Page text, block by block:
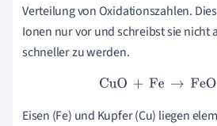
Verteilung von Oxidationszahlen.
Ionen nur vor und schreibst sie nicht
schneller zu werden.
CuO+ Fe→ FeO +Cu
Eisen (Fe) und Kupfer (Cu) liegen